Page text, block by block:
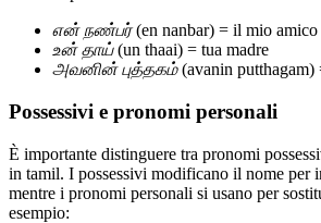
என் நண்பர்(en nanbar) = il mio amico
உன் தாய்(un thaai) = tua madre
அவனின் புத்தகம்(avanin
Possessivi e pronomi personali
È importante distinguere tra pronomi
in tamil. I possessivi modificano il nome per
mentre i pronomi personali si usano per
esempio: